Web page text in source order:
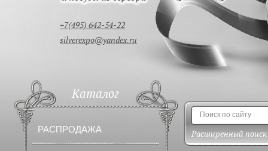
+7(495) 642-54-22
silverexpo@yandex.ru
Расширенный поиск
Каталог
РАСПРОДАЖА